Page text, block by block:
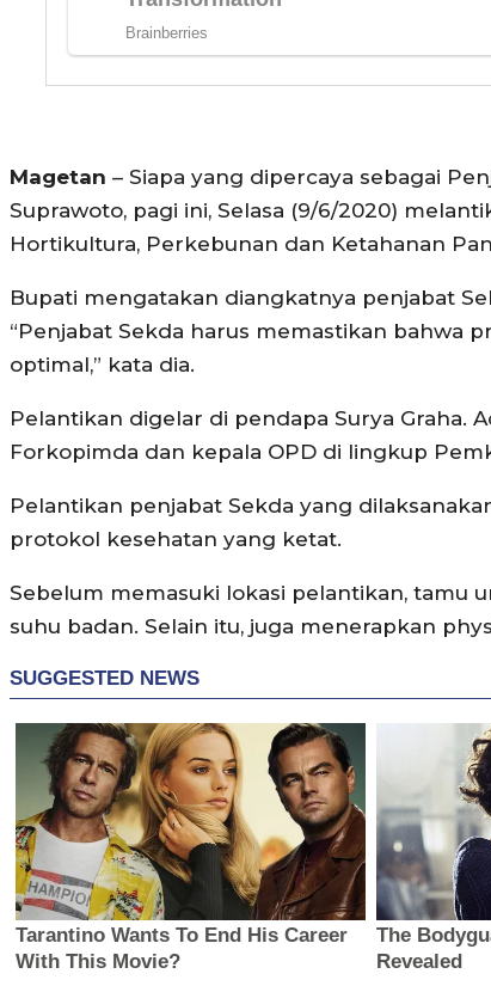
Magetan – Siapa yang dipercaya sebagai
Suprawoto, pagi ini, Selasa (9/6/2020)
Hortikultura, Perkebunan dan Ketahanan
Bupati mengatakan diangkatnya penjabat
“Penjabat Sekda harus memastikan bahwa
optimal,” kata dia.
Pelantikan digelar di pendapa Surya Graha.
Forkopimda dan kepala OPD di lingkup
Pelantikan penjabat Sekda yang
protokol kesehatan yang ketat.
Sebelum memasuki lokasi pelantikan, tamu
suhu badan. Selain itu, juga menerapkan